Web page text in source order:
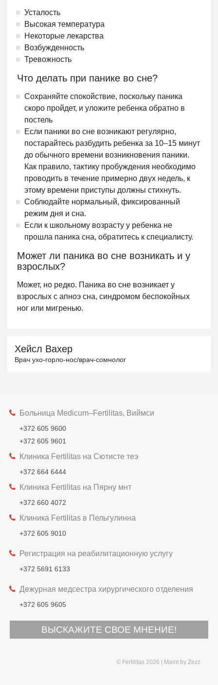
Усталость
Высокая температура
Некоторые лекарства
Возбужденность
Тревожность
Что делать при панике во сне?
Сохраняйте спокойствие, поскольку паника
скоро пройдет, и уложите ребенка обратно в
постель
Если паники во сне возникают регулярно,
постарайтесь разбудить ребенка за 10–15 минут
до обычного времени возникновения паники.
Как правило, тактику пробуждения необходимо
проводить в течение примерно двух недель, к
этому времени приступы должны стихнуть.
Соблюдайте нормальный, фиксированный
режим дня и сна.
Если к школьному возрасту у ребенка не
прошла паника сна, обратитесь к специалисту.
Может ли паника во сне возникать и у
взрослых?
Может, но редко. Паника во сне возникает у
взрослых с апноэ сна, синдромом беспокойных
ног или мигренью.
Хейсл Вахер
Врач ухо-горло-нос/врач-сомнолог
Больница Medicum–Fertilitas, Виймси
+372 605 9600
+372 605 9601
Клиника Fertilitas на Сютисте теэ
+372 664 6444
Клиника Fertilitas на Пярну мнт
+372 660 4072
Клиника Fertilitas в Пельгулинна
+372 605 9010
Регистрация на реабилитационную услугу
+372 5691 6133
Дежурная медсестра хирургического отделения
+372 605 9605
ВЫСКАЖИТЕ СВОЕ МНЕНИЕ!
© Fertilitas 2026 Maint byZezz